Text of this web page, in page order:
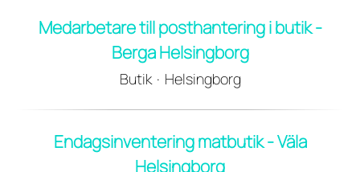
Medarbetare till posthantering i butik -
Berga Helsingborg
Butik · Helsingborg
Endagsinventering matbutik - Väla
Helsingborg